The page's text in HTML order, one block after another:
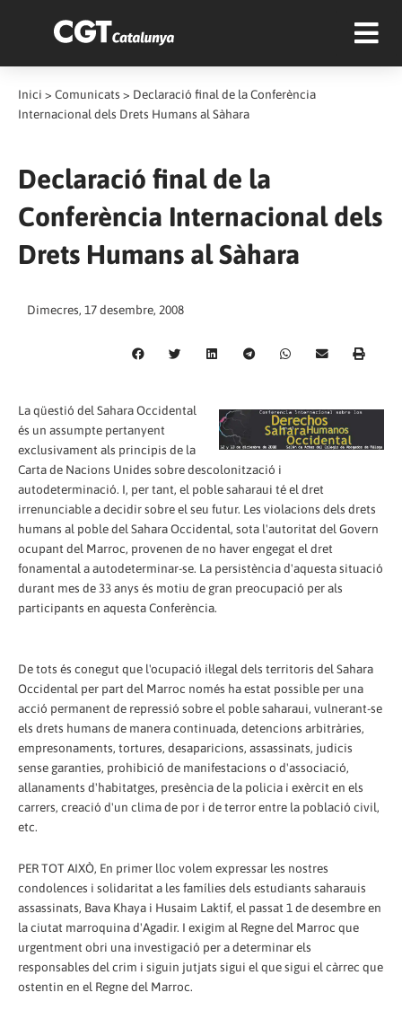
Inici > Comunicats > Declaració final de la Conferència
Internacional dels Drets Humans al Sàhara
Declaració final de la
Conferència Internacional dels
Drets Humans al Sàhara
Dimecres, 17 desembre, 2008
La qüestió del Sahara Occidental
és un assumpte pertanyent
exclusivament als principis de la
Carta de Nacions Unides sobre descolonització i
autodeterminació. I, per tant, el poble saharaui té el dret
irrenunciable a decidir sobre el seu futur. Les violacions dels drets
humans al poble del Sahara Occidental, sota l'autoritat del Govern
ocupant del Marroc, provenen de no haver engegat el dret
fonamental a autodeterminar-se. La persistència d'aquesta situació
durant mes de 33 anys és motiu de gran preocupació per als
participants en aquesta Conferència.
De tots és conegut que l'ocupació il·legal dels territoris del Sahara
Occidental per part del Marroc només ha estat possible per una
acció permanent de repressió sobre el poble saharaui, vulnerant-se
els drets humans de manera continuada, detencions arbitràries,
empresonaments, tortures, desaparicions, assassinats, judicis
sense garanties, prohibició de manifestacions o d'associació,
allanaments d'habitatges, presència de la policia i exèrcit en els
carrers, creació d'un clima de por i de terror entre la població civil,
etc.
PER TOT AIXÒ, En primer lloc volem expressar les nostres
condolences i solidaritat a les famílies dels estudiants saharauis
assassinats, Bava Khaya i Husaim Laktif, el passat 1 de desembre en
la ciutat marroquina d'Agadir. I exigim al Regne del Marroc que
urgentment obri una investigació per a determinar els
responsables del crim i siguin jutjats sigui el que sigui el càrrec que
ostentin en el Regne del Marroc.